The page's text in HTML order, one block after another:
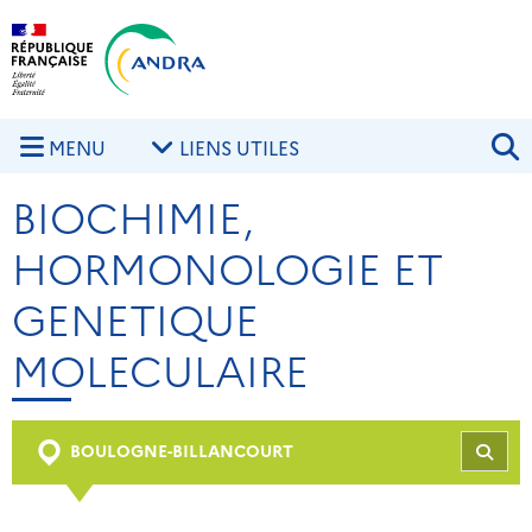
Aller au contenu principal
MENU LIENS UTILES
BIOCHIMIE,
HORMONOLOGIE ET
GENETIQUE
MOLECULAIRE
BOULOGNE-BILLANCOURT